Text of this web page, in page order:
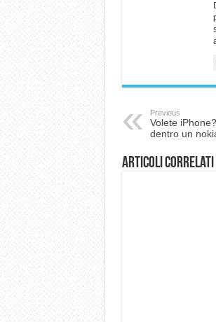
Previous
Volete
dentro un
Articoli correlati